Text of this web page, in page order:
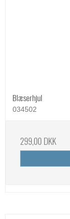
Blæserhjul
034502
299,00 DKK